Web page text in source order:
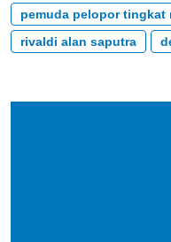
pemuda pelopor tingkat
rivaldi alan saputra